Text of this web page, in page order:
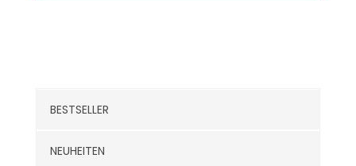
BESTSELLER
NEUHEITEN